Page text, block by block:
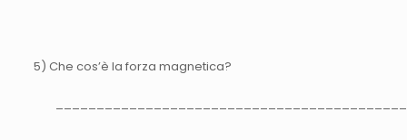
5) Che cos’è la forza magnetica?